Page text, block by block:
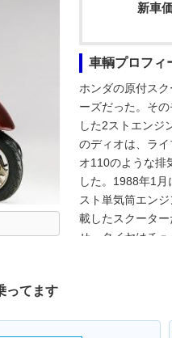
新車
車輌プロフィ
ホンダの原付ス
ーズだった。そ
した2ストエンジ
のディオは、ラ
オ110のような排
した。1988年1
スト単気筒エン
載したスクータ
せ、タイヤはチ
時）のプライス
ってます